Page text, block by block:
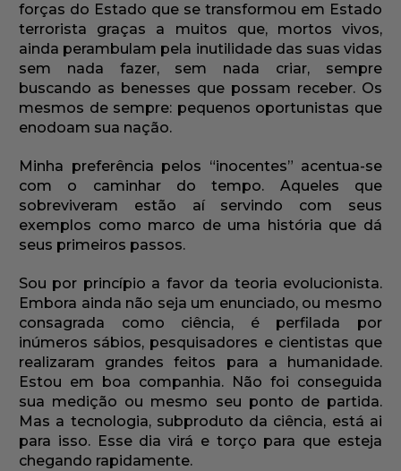
forças do Estado que se transformou em Estado
terrorista graças a muitos que, mortos vivos,
ainda perambulam pela inutilidade das suas vidas
sem nada fazer, sem nada criar, sempre
buscando as benesses que possam receber. Os
mesmos de sempre: pequenos oportunistas que
enodoam sua nação.
Minha preferência pelos “inocentes” acentua-se
com o caminhar do tempo. Aqueles que
sobreviveram estão aí servindo com seus
exemplos como marco de uma história que dá
seus primeiros passos.
Sou por princípio a favor da teoria evolucionista.
Embora ainda não seja um enunciado, ou mesmo
consagrada como ciência, é perfilada por
inúmeros sábios, pesquisadores e cientistas que
realizaram grandes feitos para a humanidade.
Estou em boa companhia. Não foi conseguida
sua medição ou mesmo seu ponto de partida.
Mas a tecnologia, subproduto da ciência, está ai
para isso. Esse dia virá e torço para que esteja
chegando rapidamente.